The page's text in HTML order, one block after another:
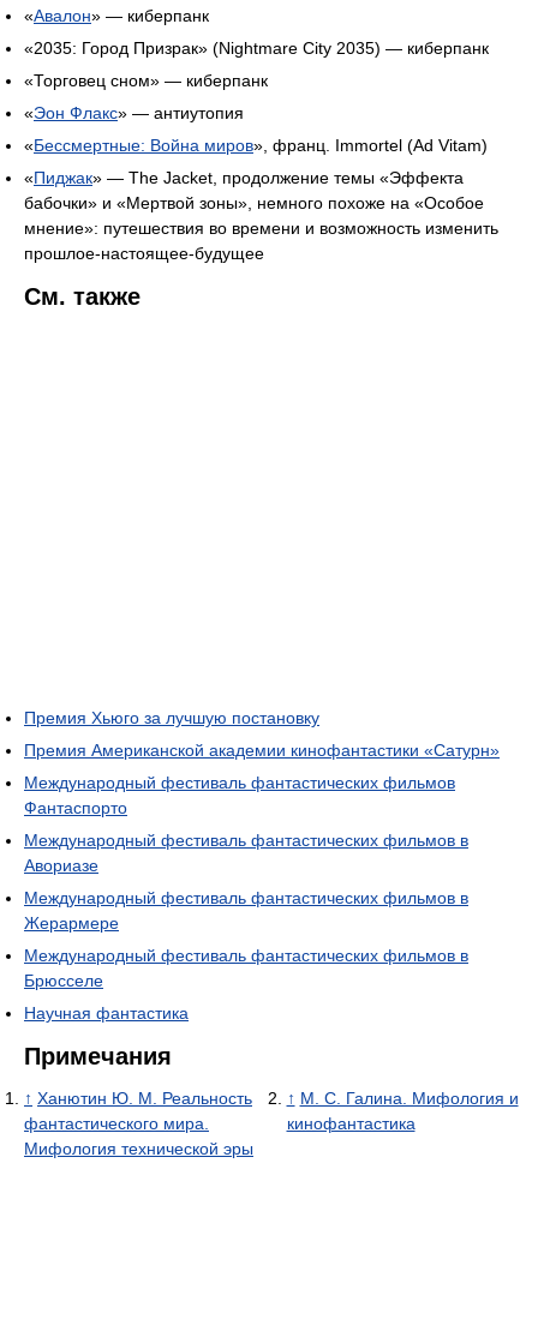
«Авалон» — киберпанк
«2035: Город Призрак» (Nightmare City 2035) — киберпанк
«Торговец сном» — киберпанк
«Эон Флакс» — антиутопия
«Бессмертные: Война миров», франц. Immortel (Ad Vitam)
«Пиджак» — The Jacket, продолжение темы «Эффекта
бабочки» и «Мертвой зоны», немного похоже на «Особое
мнение»: путешествия во времени и возможность изменить
прошлое-настоящее-будущее
См. также
Премия Хьюго за лучшую постановку
Премия Американской академии кинофантастики «Сатурн»
Международный фестиваль фантастических фильмов
Фантаспорто
Международный фестиваль фантастических фильмов в
Авориазе
Международный фестиваль фантастических фильмов в
Жерармере
Международный фестиваль фантастических фильмов в
Брюсселе
Научная фантастика
Примечания
↑ Ханютин Ю. М. Реальность
фантастического мира.
Мифология технической эры
↑ М. С. Галина. Мифология и
кинофантастика